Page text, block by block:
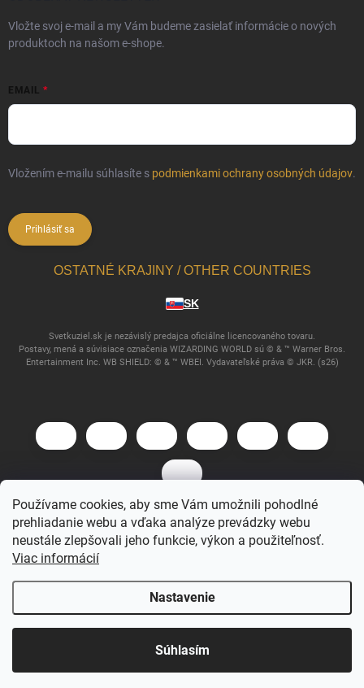
Používame cookies, aby sme Vám umožnili pohodlné
prehliadanie webu a vďaka analýze prevádzky webu
neustále zlepšovali jeho funkcie, výkon a použiteľnosť.
Viac informácií
Nastavenie
Súhlasím
Vložte svoj e-mail a my Vám budeme zasielať informácie o nových
produktoch na našom e-shope.
EMAIL
Vložením e-mailu súhlasíte s podmienkami ochrany osobných údajov.
Prihlásiť sa
OSTATNÉ KRAJINY / OTHER COUNTRIES
SK
Svetkuziel.sk je nezávislý predajca oficiálne licencovaného tovaru.
Postavy, mená a súvisiace označenia WIZARDING WORLD sú © & ™ Warner Bros.
Entertainment Inc. WB SHIELD: © & ™ WBEI. Vydavateľské práva © JKR. (s26)
Copyright 2026 Svet Kúziel . Všetky práva vyhradené.